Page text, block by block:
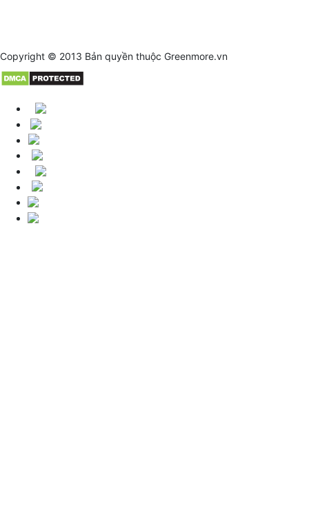
Copyright © 2013 Bản quyền thuộc Greenmore.vn